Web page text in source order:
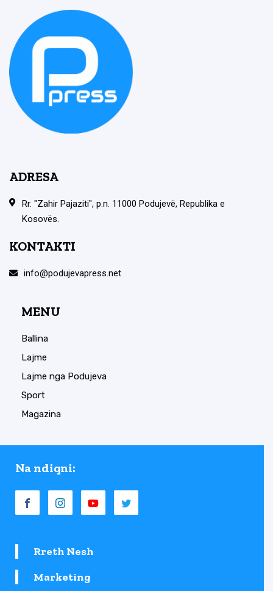
ADRESA
Rr. "Zahir Pajaziti", p.n. 11000 Podujevë, Republika e
Kosovës.
KONTAKTI
info@podujevapress.net
MENU
Ballina
Lajme
Lajme nga Podujeva
Sport
Magazina
Na ndiqni:
Rreth Nesh
Marketing